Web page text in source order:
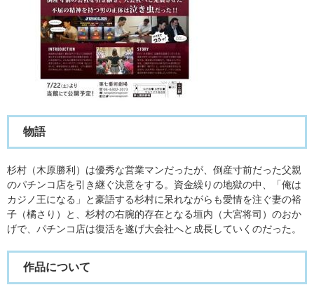
物語
杉村（木原勝利）は優秀な営業マンだったが、倒産寸前だった父親
のパチンコ店を引き継ぐ決意をする。資金繰りの地獄の中、「俺は
カジノ王になる」と豪語する杉村に呆れながらも愛情を注ぐ妻の裕
子（橘さり）と、杉村の右腕的存在となる垣内（大宮将司）のおか
げで、パチンコ店は復活を遂げ大会社へと成長していくのだった。
作品について